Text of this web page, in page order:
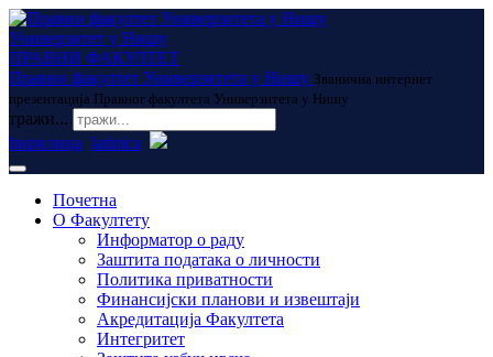
Универзитет у Нишу
ПРАВНИ ФАКУЛТЕТ
Правни факултет Универзитета у Нишу Званична интернет
презентација Правног факултета Универзитета у Нишу
тражи...
ћирилица latinica
Почетна
О Факултету
Информатор о раду
Заштита података о личности
Политика приватности
Финансијски планови и извештаји
Акредитација Факултета
Интегритет